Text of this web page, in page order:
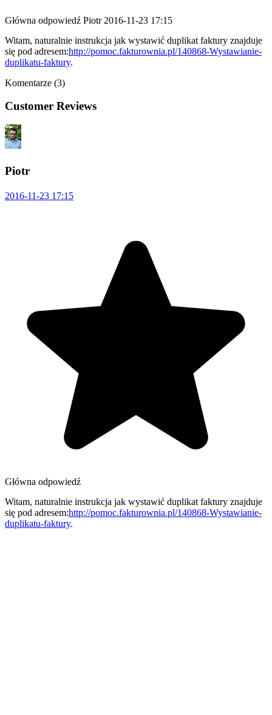
Główna odpowiedź Piotr 2016-11-23 17:15
Witam, naturalnie instrukcja jak wystawić duplikat faktury znajduje
się pod adresem:http://pomoc.fakturownia.pl/140868-Wystawianie-
duplikatu-faktury.
Komentarze (3)
Customer Reviews
Piotr
2016-11-23 17:15
Główna odpowiedź
Witam, naturalnie instrukcja jak wystawić duplikat faktury znajduje
się pod adresem:http://pomoc.fakturownia.pl/140868-Wystawianie-
duplikatu-faktury.